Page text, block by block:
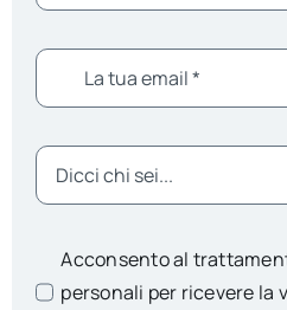
Acconsento al
personali per ricevere la